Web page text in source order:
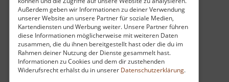
Außerdem geben wir Informationen zu deiner Verwendung
unserer Website an unsere Partner für soziale Medien,
Kartendiensten und Werbung weiter. Unsere Partner führen
diese Informationen möglicherweise mit weiteren Daten
zusammen, die du ihnen bereitgestellt hast oder die du im
Rahmen deiner Nutzung der Dienste gesammelt hast.
Informationen zu Cookies und dem dir zustehenden
Widerufsrecht erhälst du in unserer Datenschutzerklärung.
Francis-Schacht-Turbinen von 1898. Direkt
nebenan haben Emus, Pfaue und andere Tiere
ihr zu Hause.